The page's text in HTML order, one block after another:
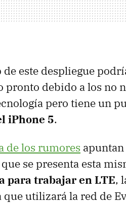
este despliegue
pronto debido a los no
pero tiene un
iPhone 5.
de los rumores
se presenta esta
para trabajar enLTE,
que utilizará la red de